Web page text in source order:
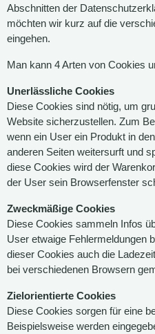
Abschnitten der
möchten wir kurz auf die
eingehen.
Man kann 4 Arten von Cookies
Unerlässliche Cookies
Diese Cookies sind nötig, um
Website sicherzustellen. Zum
wenn ein User ein Produkt in
anderen Seiten weitersurft und
diese Cookies wird der
der User sein Browserfenster
Zweckmäßige Cookies
Diese Cookies sammeln Infos
User etwaige Fehlermeldungen
dieser Cookies auch die
bei verschiedenen Browsern
Zielorientierte Cookies
Diese Cookies sorgen für eine
Beispielsweise werden